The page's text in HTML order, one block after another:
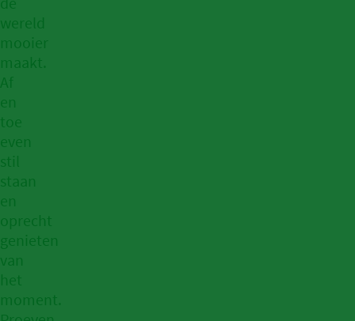
wereld
mooier
maakt.
Af
en
toe
even
stil
staan
en
oprecht
genieten
van
het
moment.